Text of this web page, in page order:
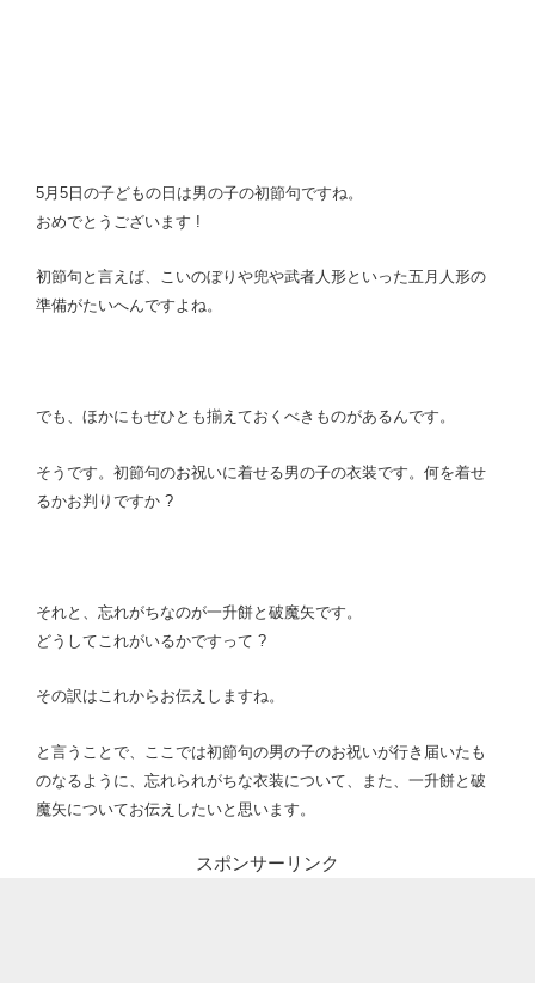
5月5日の子どもの日は男の子の初節句ですね。
おめでとうございます !
初節句と言えば、こいのぼりや兜や武者人形といった五月人形の
準備がたいへんですよね。
でも、ほかにもぜひとも揃えておくべきものがあるんです。
そうです。初節句のお祝いに着せる男の子の衣装です。何を着せ
るかお判りですか ?
それと、忘れがちなのが一升餅と破魔矢です。
どうしてこれがいるかですって ?
その訳はこれからお伝えしますね。
と言うことで、ここでは初節句の男の子のお祝いが行き届いたも
のなるように、忘れられがちな衣装について、また、一升餅と破
魔矢についてお伝えしたいと思います。
スポンサーリンク